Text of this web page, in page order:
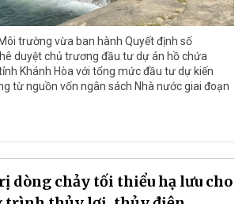
trường vừa ban hành Quyết định số
duyệt chủ trương đầu tư dự án hồ chứa
Khánh Hòa với tổng mức đầu tư dự kiến
từ nguồn vốn ngân sách Nhà nước giai đoạn
dòng chảy tối thiểu hạ lưu cho